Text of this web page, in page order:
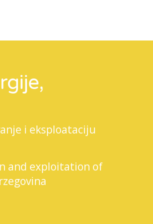
i eksploataciju
and exploitation of